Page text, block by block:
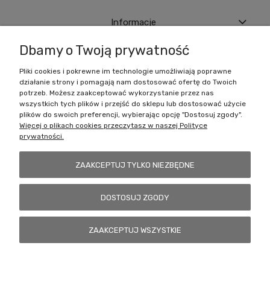
Informacje
Battlecult | ul. Benedykta Dybowskiego 45/7, 41-208 Sosnowiec, woj.
śląskie | Email:kontakt@battlecult.plTel.: 669966242 | NIP:
6443563610 REGON: 520502331
POKAŻ PEŁNĄ WERSJĘ STRONY
Dbamy o Twoją prywatność
Pliki cookies i pokrewne im technologie umożliwiają poprawne
działanie strony i pomagają nam dostosować ofertę do Twoich
potrzeb. Możesz zaakceptować wykorzystanie przez nas
wszystkich tych plików i przejść do sklepu lub dostosować użycie
plików do swoich preferencji, wybierając opcję "Dostosuj zgody".
Więcej o plikach cookies przeczytasz w naszej Polityce
prywatności.
ZAAKCEPTUJ TYLKO NIEZBĘDNE
DOSTOSUJ ZGODY
ZAAKCEPTUJ WSZYSTKIE